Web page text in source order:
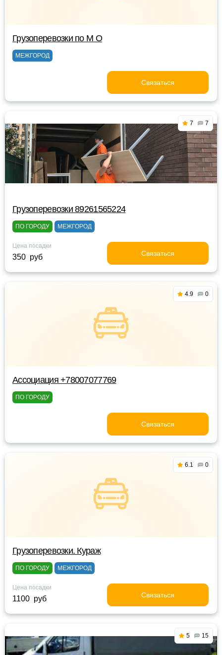
Грузоперевозки по М О
МЕЖГОРОД
Связаться
7 7
Грузоперевозки 89261565224
ПО ГОРОДУ МЕЖГОРОД
Цена посадки
350 руб Связаться
4.9 0
Ассоциация +78007077769
ПО ГОРОДУ
Связаться
6.1 0
Грузоперевозки. Кураж
ПО ГОРОДУ МЕЖГОРОД
Цена посадки
1100 руб Связаться
5 15